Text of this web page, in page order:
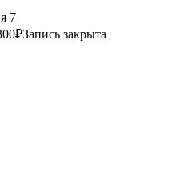
7
Запись закрыта